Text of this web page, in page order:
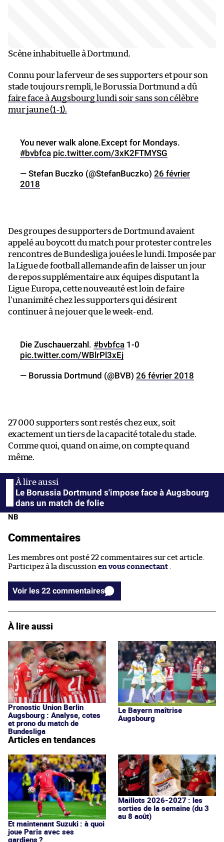
Scène inhabituelle à Dortmund.
Connu pour la ferveur de ses supporters et pour son
stade toujours rempli, le Borussia Dortmund a dû
faire face à Augsbourg lundi soir sans son célèbre
mur jaune (1-1).
You never walk alone.Except for Mondays.
#bvbfca pic.twitter.com/3xK2FTMYSG
— Stefan Buczko (@StefanBuczko) 26 février
2018
Des groupes de supporters de Dortmund avaient
appelé au boycott du match pour protester contre les
rencontres de Bundesliga jouées le lundi. Imposée par
la Ligue de football allemande afin de laisser un jour
de repos supplémentaire aux équipes disputant la
Ligue Europa, cette nouveauté est loin de faire
l’unanimité chez les supporters qui désirent
continuer à ne jouer que le week-end.
Die Zuschauerzahl. #bvbfca 1-0
pic.twitter.com/WBlrPl3xEj
— Borussia Dortmund (@BVB) 26 février 2018
27 000 supporters sont restés chez eux, soit
exactement un tiers de la capacité totale du stade.
Comme quoi, quand on aime, on compte quand
même.
Le Borussia Dortmund s'impose face à Augsbourg
dans un match de folie
NB
Commentaires
Les membres ont posté 22 commentaires sur cet article.
Participez à la discussion en vous connectant
Voir les 22 commentaires
À lire aussi
Pronostic Union Berlin
Augsbourg : Analyse, cotes
et prono du match de
Bundesliga
Le Bayern maîtrise
Augsbourg
Articles en tendances
Et maintenant Suzuki : à quoi
joue Paris avec ses
gardiens ?
Maillots 2026-2027 : les
sorties de la semaine (du 3
au 8 août)